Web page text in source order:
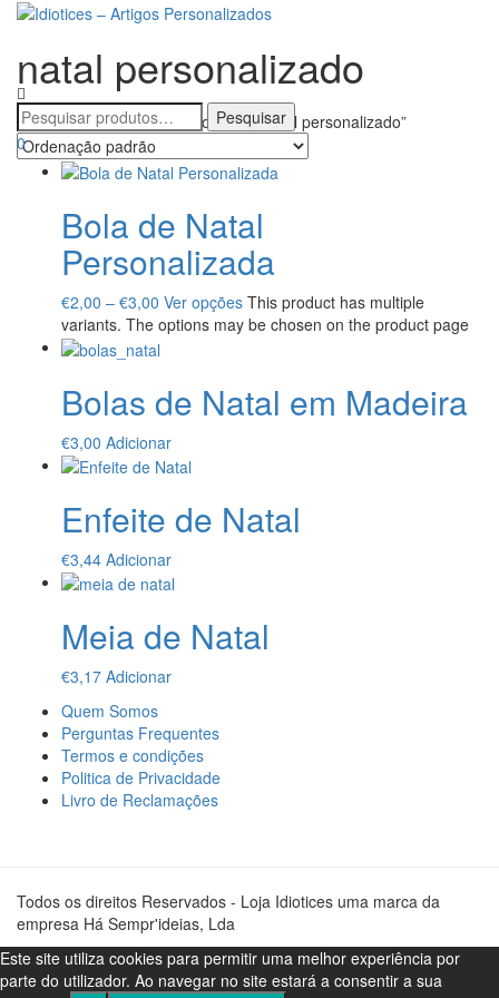
0
natal personalizado
Início/ Produtos etiquetados com “natal personalizado”
Bola de Natal
Personalizada
€2,00 – €3,00 Ver opções This product has multiple
variants. The options may be chosen on the product page
Bolas de Natal em Madeira
€3,00 Adicionar
Enfeite de Natal
€3,44 Adicionar
Meia de Natal
€3,17 Adicionar
Quem Somos
Perguntas Frequentes
Termos e condições
Politica de Privacidade
Livro de Reclamações
Todos os direitos Reservados - Loja Idiotices uma marca da
empresa Há Sempr'ideias, Lda
Este site utiliza cookies para permitir uma melhor experiência por
parte do utilizador. Ao navegar no site estará a consentir a sua